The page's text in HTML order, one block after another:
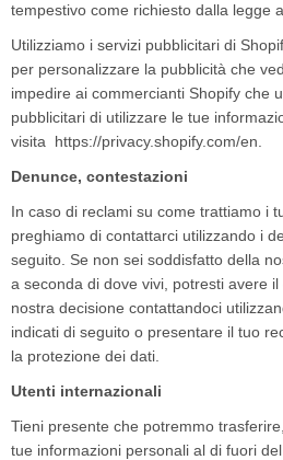
tempestivo come richiesto dalla legge
Utilizziamo i servizi pubblicitari di
per personalizzare la pubblicità che
impedire ai commercianti Shopify che
pubblicitari di utilizzare le tue
visita https://privacy.shopify.com/en
Denunce, contestazioni
In caso di reclami su come trattiamo i
preghiamo di contattarci utilizzando i
seguito. Se non sei soddisfatto della
a seconda di dove vivi, potresti avere
nostra decisione contattandoci
indicati di seguito o presentare il tuo
la protezione dei dati.
Utenti internazionali
Tieni presente che potremmo
tue informazioni personali al di fuori